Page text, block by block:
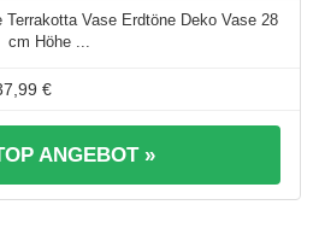
Terrakotta Vase Erdtöne Deko Vase 28
cm Höhe ...
€
ANGEBOT »